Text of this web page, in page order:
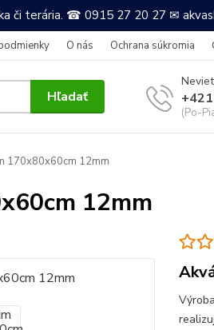
či terária. ☎ 0915 27 20 27 ✉
O nás Ochrana súkromia
Hľadať
(Po-
170x80x60cm 12mm
12mm